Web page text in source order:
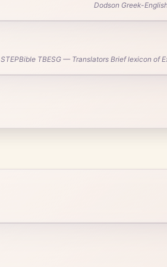
Dodson Greek-
STEPBible TBESG — Translators Brief lexicon of